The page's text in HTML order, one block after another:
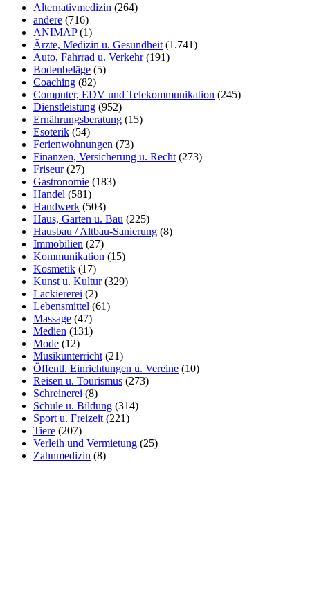
Alternativmedizin (264)
andere (716)
ANIMAP(1)
Ärzte, Medizin u. Gesundheit (1.741)
Auto, Fahrrad u. Verkehr(191)
Bodenbeläge (5)
Coaching (82)
Computer, EDV und Telekommunikation (245)
Dienstleistung (952)
Ernährungsberatung (15)
Esoterik (54)
Ferienwohnungen (73)
Finanzen, Versicherung u. Recht (273)
Friseur(27)
Gastronomie (183)
Handel (581)
Handwerk (503)
Haus, Garten u. Bau (225)
Hausbau / Altbau-Sanierung (8)
Immobilien (27)
Kommunikation (15)
Kosmetik (17)
Kunst u. Kultur(329)
Lackiererei (2)
Lebensmittel (61)
Massage (47)
Medien (131)
Mode (12)
Musikunterricht (21)
Öffentl. Einrichtungen u. Vereine (10)
Reisen u. Tourismus (273)
Schreinerei (8)
Schule u. Bildung (314)
Sport u. Freizeit (221)
Tiere (207)
Verleih und Vermietung (25)
Zahnmedizin (8)